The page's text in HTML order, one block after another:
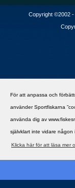
För att anpassa och
använder Sportfiskarna
använda dig av
självklart inte vidare någon
Klicka här för att läsa mer
Copyright ©2002 -